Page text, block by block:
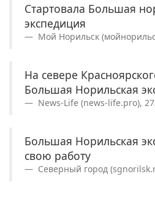
Стартовала Большая
экспедиция
Мой Норильск
На севере
Большая Норильская
News-Life (news-life.pro),
Большая Норильская
свою работу
Северный город